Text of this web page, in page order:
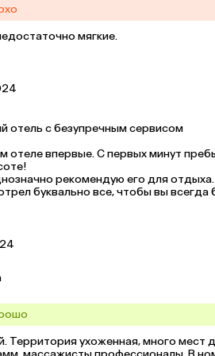
мягкие.
отель с безупречным сервисом
отеле впервые. С первых минут
рекомендую его для отдыха.
буквально все, чтобы вы всегда
нужно — воду и любые другие
Территория ухоженная, много мест